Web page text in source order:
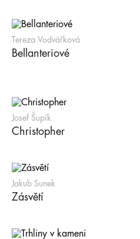
Tereza Vodvářková
Bellanteriové
Josef Šupík
Christopher
Jakub Sunek
Zásvětí